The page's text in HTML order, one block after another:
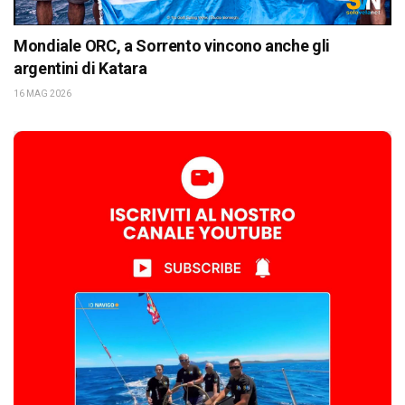
Mondiale ORC, a Sorrento vincono anche gli
argentini di Katara
16 MAG 2026